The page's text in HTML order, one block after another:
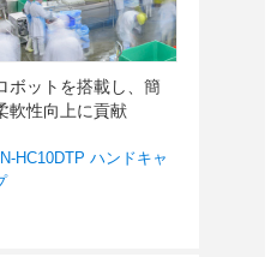
ボットを搭載し、簡
軟性向上に貢献
HC10DTP ハンドキャ